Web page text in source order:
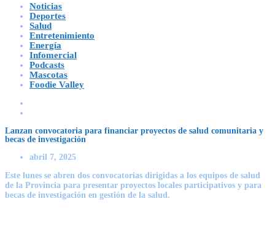
Noticias
Deportes
Salud
Entretenimiento
Energía
Infomercial
Podcasts
Mascotas
Foodie Valley
Lanzan convocatoria para financiar proyectos de salud comunitaria y
becas de investigación
abril 7, 2025
Este lunes se abren dos convocatorias dirigidas a los equipos de salud
de la Provincia para presentar proyectos locales participativos y para
becas de investigación en gestión de la salud.